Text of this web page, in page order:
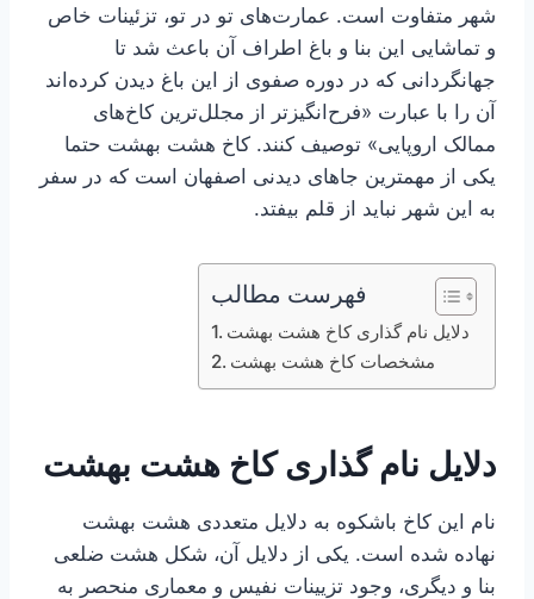
شهر متفاوت است. عمارت‌های تو در تو، تزئینات خاص
و تماشایی این بنا و باغ اطراف آن باعث شد تا
جهانگردانی که در دوره صفوی از این باغ دیدن کرده‌اند
آن را با عبارت «فرح‌انگیزتر از مجلل‌ترین کاخ‌های
ممالک اروپایی» توصیف کنند. کاخ هشت بهشت حتما
یکی از مهمترین جاهای دیدنی اصفهان است که در سفر
به این شهر نباید از قلم بیفتد.
فهرست مطالب
دلایل نام گذاری کاخ هشت بهشت
مشخصات کاخ هشت بهشت
دلایل نام گذاری کاخ هشت بهشت
نام این کاخ باشکوه به دلایل متعددی هشت بهشت
نهاده شده است. یکی از دلایل آن، شکل هشت ضلعی
بنا و دیگری، وجود تزیینات نفیس و معماری منحصر به